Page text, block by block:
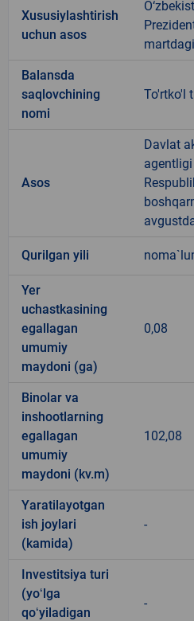
Xususiylashtirish
uchun asos
Balansda
saqlovchining
nomi
To'rtko'l
Asos
Davlat
Qurilgan yili
Yer
uchastkasining
egallagan
umumiy
maydoni (ga)
0,08
Binolar va
inshootlarning
egallagan
umumiy
maydoni (kv.m)
102,08
Yaratilayotgan
ish joylari
(kamida)
-
Investitsiya turi
(yoʻlga
qoʻyiladigan
-